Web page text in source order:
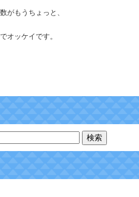
がもうちょっと、
オッケイです。